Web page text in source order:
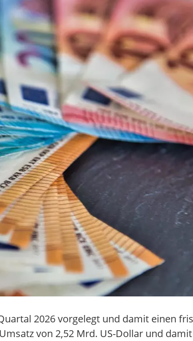
2026 vorgelegt und damit einen
von 2,52 Mrd. US-Dollar und